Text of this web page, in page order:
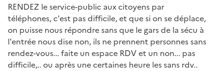
RENDEZ le service-public aux citoyens par
téléphones, c'est pas difficile, et que si on se déplace,
on puisse nous répondre sans que le gars de la sécu à
l'entrée nous dise non, ils ne prennent personnes sans
rendez-vous... faite un espace RDV et un non... pas
difficile,.. ou après une certaines heure les sans rdv..